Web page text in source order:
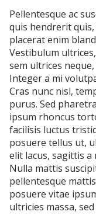
Pellentesque ac
quis hendrerit
placerat enim
Vestibulum
sem ultrices
Integer a mi
Cras nunc nisl,
purus. Sed
ipsum rhoncus
facilisis luctus
posuere tellus ut,
elit lacus, sagittis a
Nulla mattis
pellentesque
posuere vitae
ultricies massa,